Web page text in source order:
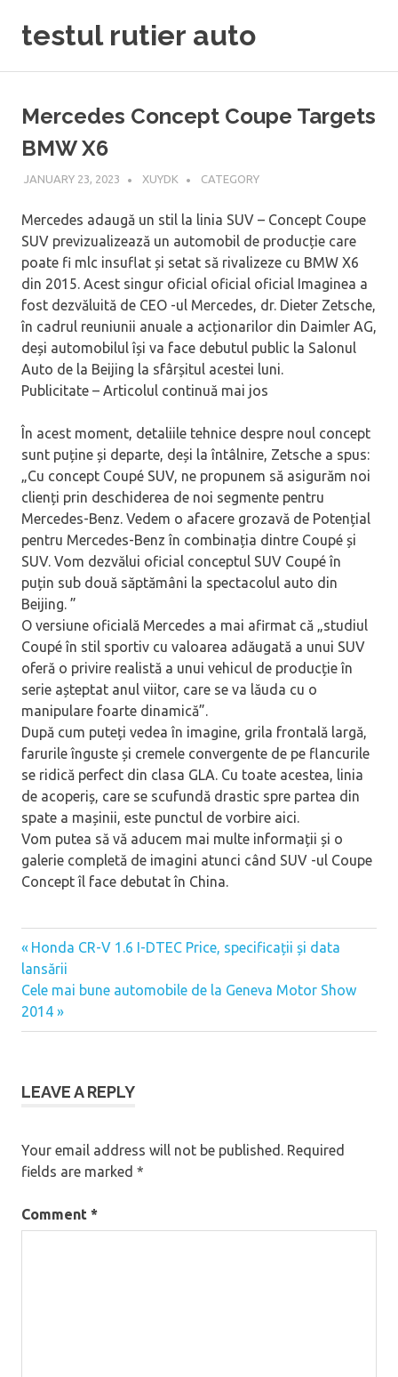
testul rutier auto
Mercedes Concept Coupe Targets
BMW X6
JANUARY 23, 2023 XUYDK CATEGORY
Mercedes adaugă un stil la linia SUV – Concept Coupe
SUV previzualizează un automobil de producție care
poate fi mlc insuflat și setat să rivalizeze cu BMW X6
din 2015. Acest singur oficial oficial oficial Imaginea a
fost dezvăluită de CEO -ul Mercedes, dr. Dieter Zetsche,
în cadrul reuniunii anuale a acționarilor din Daimler AG,
deși automobilul își va face debutul public la Salonul
Auto de la Beijing la sfârșitul acestei luni.
Publicitate – Articolul continuă mai jos
În acest moment, detaliile tehnice despre noul concept
sunt puține și departe, deși la întâlnire, Zetsche a spus:
„Cu concept Coupé SUV, ne propunem să asigurăm noi
clienți prin deschiderea de noi segmente pentru
Mercedes-Benz. Vedem o afacere grozavă de Potențial
pentru Mercedes-Benz în combinația dintre Coupé și
SUV. Vom dezvălui oficial conceptul SUV Coupé în
puțin sub două săptămâni la spectacolul auto din
Beijing. ”
O versiune oficială Mercedes a mai afirmat că „studiul
Coupé în stil sportiv cu valoarea adăugată a unui SUV
oferă o privire realistă a unui vehicul de producție în
serie așteptat anul viitor, care se va lăuda cu o
manipulare foarte dinamică”.
După cum puteți vedea în imagine, grila frontală largă,
farurile înguste și cremele convergente de pe flancurile
se ridică perfect din clasa GLA. Cu toate acestea, linia
de acoperiș, care se scufundă drastic spre partea din
spate a mașinii, este punctul de vorbire aici.
Vom putea să vă aducem mai multe informații și o
galerie completă de imagini atunci când SUV -ul Coupe
Concept îl face debutat în China.
Post
navigation
Previous
Post:
Honda CR-V 1.6 I-DTEC Price, specificații și data
lansării
Next
Post:
Cele mai bune automobile de la Geneva Motor Show
2014
LEAVE A REPLY
Your email address will not be published. Required
fields are marked *
Comment *